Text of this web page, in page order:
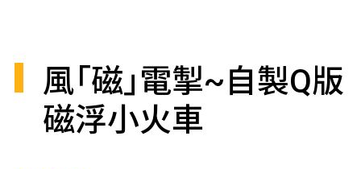
風｢磁｣電掣~自製Q版
磁浮小火車